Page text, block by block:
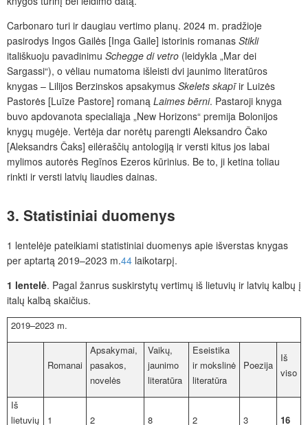
Carbonaro turi ir daugiau vertimo planų. 2024 m. pradžioje
pasirodys Ingos Gailės [Inga Gaile] istorinis romanas Stikli
itališkuoju pavadinimu Schegge di vetro (leidykla „Mar dei
Sargassi“), o vėliau numatoma išleisti dvi jaunimo literatūros
knygas – Lilijos Berzinskos apsakymus Skelets skapīir Luizės
Pastorės [Luīze Pastore] romaną Laimes bērni. Pastaroji knyga
buvo apdovanota specialiąja „New Horizons“ premija Bolonijos
knygų mugėje. Vertėja dar norėtų parengti Aleksandro Čako
[Aleksandrs Čaks] eilėraščių antologiją ir versti kitus jos labai
mylimos autorės Regīnos Ezeros kūrinius. Be to, ji ketina toliau
rinkti ir versti latvių liaudies dainas.
3. Statistiniai duomenys
1 lentelėje pateikiami statistiniai duomenys apie išverstas knygas
per aptartą 2019–2023 m.44 laikotarpį.
1 lentelė. Pagal žanrus suskirstytų vertimų iš lietuvių ir latvių kalbų į
italų kalbą skaičius.
2019–2023 m.
Romanai
Apsakymai,
pasakos,
novelės
Vaikų,
jaunimo
literatūra
Eseistika
ir mokslinė
literatūra
Poezija
Iš
viso
Iš
lietuvių
1 2 8 2 3 16